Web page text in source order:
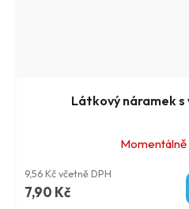
Látkový náramek
9,56 Kč včetně DPH
7,90 Kč